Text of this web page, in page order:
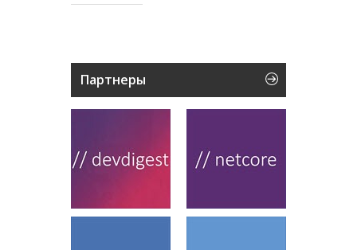
Партнеры